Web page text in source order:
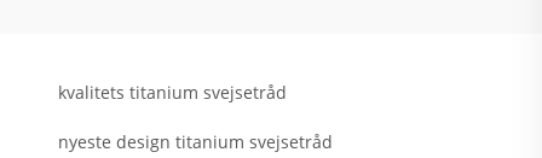
kvalitets titanium svejsetråd
nyeste design titanium svejsetråd